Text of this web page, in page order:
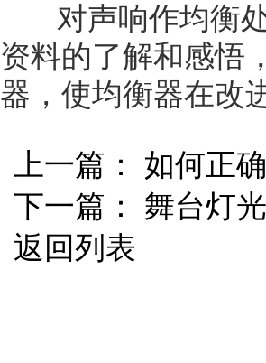
对声响作均衡处
资料的了解和感悟
器，使均衡器在改
上一篇： 如何正
下一篇： 舞台灯
返回列表